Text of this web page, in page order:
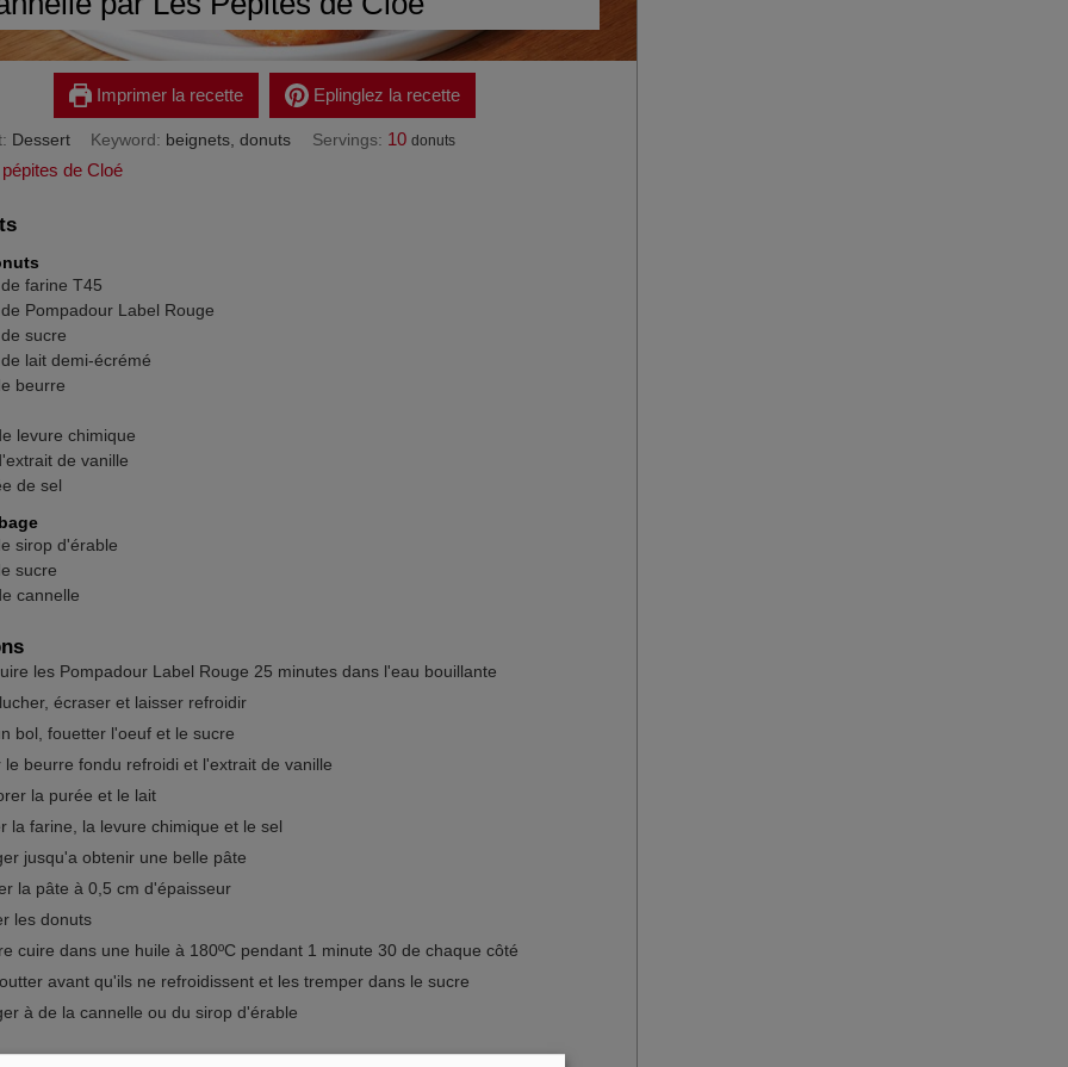
Imprimer la recette Eplinglez la recette
Dessert Keyword: beignets, donuts Servings: 10 donuts
de Cloé
de farine T45
de Pompadour Label Rouge
de sucre
de lait demi-écrémé
beurre
levure chimique
de vanille
de sel
sirop d'érable
sucre
cannelle
les Pompadour Label Rouge 25 minutes dans l'eau bouillante
écraser et laisser refroidir
bol, fouetter l'oeuf et le sucre
le beurre fondu refroidi et l'extrait de vanille
la purée et le lait
la farine, la levure chimique et le sel
jusqu'a obtenir une belle pâte
la pâte à 0,5 cm d'épaisseur
les donuts
cuire dans une huile à 180ºC pendant 1 minute 30 de chaque côté
avant qu'ils ne refroidissent et les tremper dans le sucre
à de la cannelle ou du sirop d'érable